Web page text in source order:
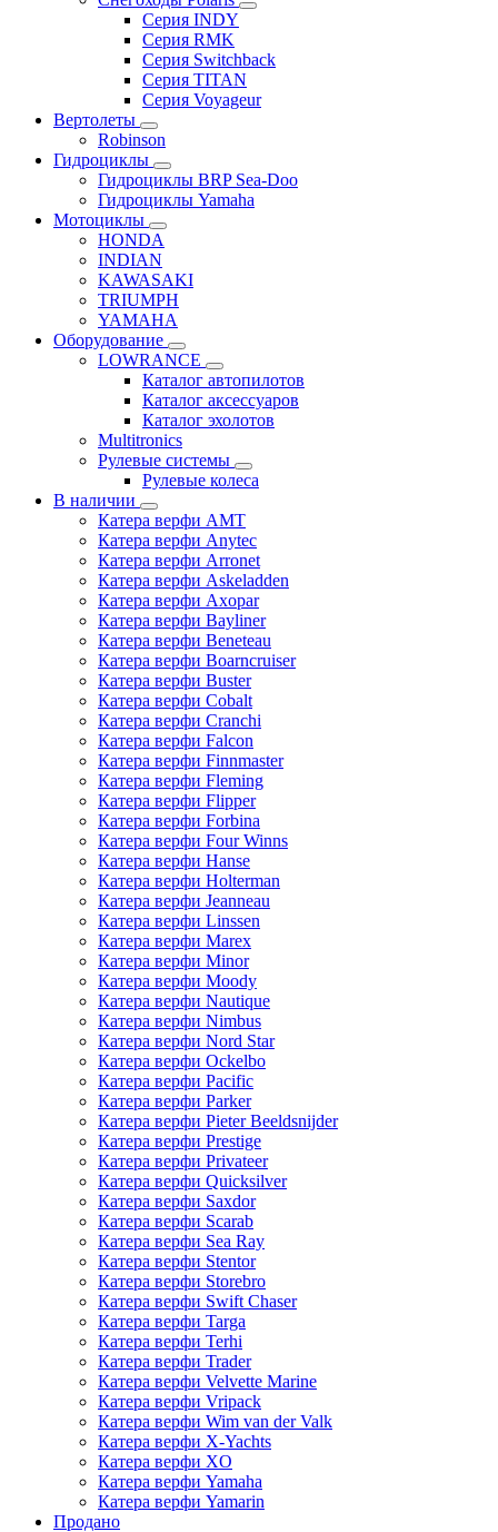
Серия INDY
Серия RMK
Серия Switchback
Серия TITAN
Серия Voyageur
Вертолеты
Robinson
Гидроциклы
Гидроциклы BRP Sea-Doo
Гидроциклы Yamaha
Мотоциклы
HONDA
INDIAN
KAWASAKI
TRIUMPH
YAMAHA
Оборудование
LOWRANCE
Каталог автопилотов
Каталог аксессуаров
Каталог эхолотов
Multitronics
Рулевые системы
Рулевые колеса
В наличии
Катера верфи AMT
Катера верфи Anytec
Катера верфи Arronet
Катера верфи Askeladden
Катера верфи Axopar
Катера верфи Bayliner
Катера верфи Beneteau
Катера верфи Boarncruiser
Катера верфи Buster
Катера верфи Cobalt
Катера верфи Cranchi
Катера верфи Falcon
Катера верфи Finnmaster
Катера верфи Fleming
Катера верфи Flipper
Катера верфи Forbina
Катера верфи Four Winns
Катера верфи Hanse
Катера верфи Holterman
Катера верфи Jeanneau
Катера верфи Linssen
Катера верфи Marex
Катера верфи Minor
Катера верфи Moody
Катера верфи Nautique
Катера верфи Nimbus
Катера верфи Nord Star
Катера верфи Ockelbo
Катера верфи Pacific
Катера верфи Parker
Катера верфи Pieter Beeldsnijder
Катера верфи Prestige
Катера верфи Privateer
Катера верфи Quicksilver
Катера верфи Saxdor
Катера верфи Scarab
Катера верфи Sea Ray
Катера верфи Stentor
Катера верфи Storebro
Катера верфи Swift Chaser
Катера верфи Targa
Катера верфи Terhi
Катера верфи Trader
Катера верфи Velvette Marine
Катера верфи Vripack
Катера верфи Wim van der Valk
Катера верфи X-Yachts
Катера верфи XO
Катера верфи Yamaha
Катера верфи Yamarin
Продано